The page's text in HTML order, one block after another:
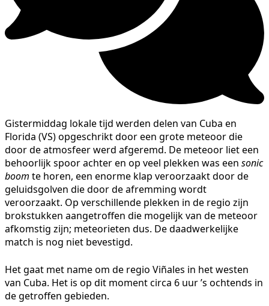
Gistermiddag lokale tijd werden delen van Cuba en
Florida (VS) opgeschrikt door een grote meteoor die
door de atmosfeer werd afgeremd. De meteoor liet een
behoorlijk spoor achter en op veel plekken was een sonic
boom te horen, een enorme klap veroorzaakt door de
geluidsgolven die door de afremming wordt
veroorzaakt. Op verschillende plekken in de regio zijn
brokstukken aangetroffen die mogelijk van de meteoor
afkomstig zijn; meteorieten dus. De daadwerkelijke
match is nog niet bevestigd.
Het gaat met name om de regio Viñales in het westen
van Cuba. Het is op dit moment circa 6 uur ’s ochtends in
de getroffen gebieden.